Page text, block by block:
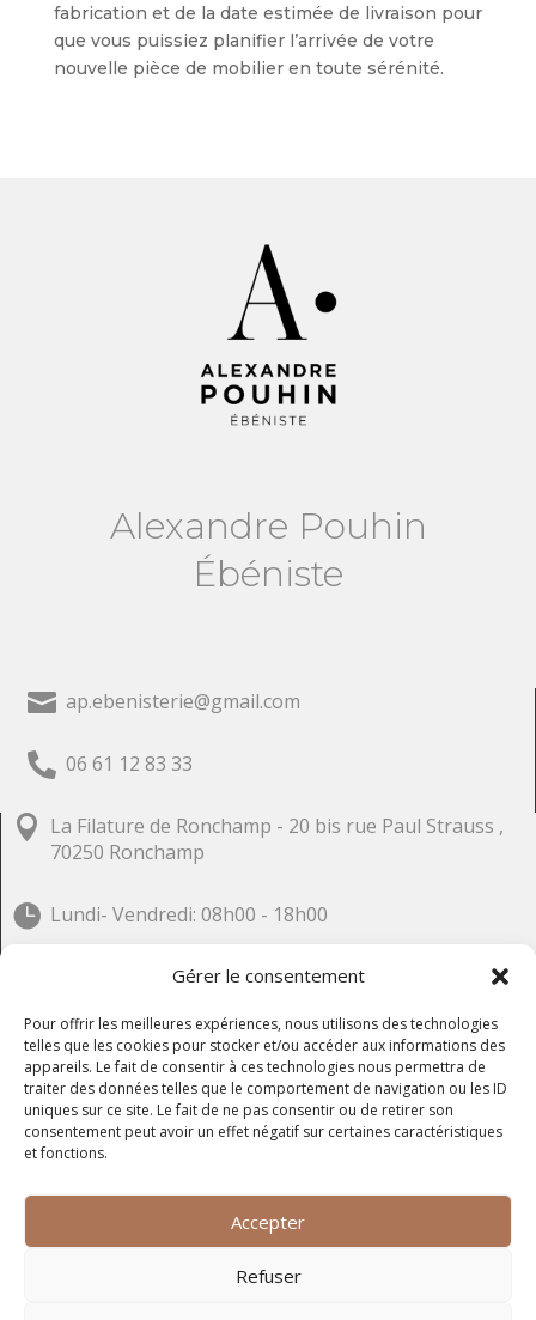
Gérer le consentement
Pour offrir les meilleures expériences, nous utilisons des technologies
telles que les cookies pour stocker et/ou accéder aux informations des
appareils. Le fait de consentir à ces technologies nous permettra de
traiter des données telles que le comportement de navigation ou les ID
uniques sur ce site. Le fait de ne pas consentir ou de retirer son
consentement peut avoir un effet négatif sur certaines caractéristiques
et fonctions.
Accepter
Refuser
fabrication et de la date estimée de livraison pour
que vous puissiez planifier l’arrivée de votre
nouvelle pièce de mobilier en toute sérénité.
Alexandre Pouhin
Ébéniste
 ap.ebenisterie@gmail.com
 06 61 12 83 33
 La Filature de Ronchamp - 20 bis rue Paul Strauss ,
70250 Ronchamp
 Lundi- Vendredi: 08h00 - 18h00
Visitez ma pageFACEBOOK